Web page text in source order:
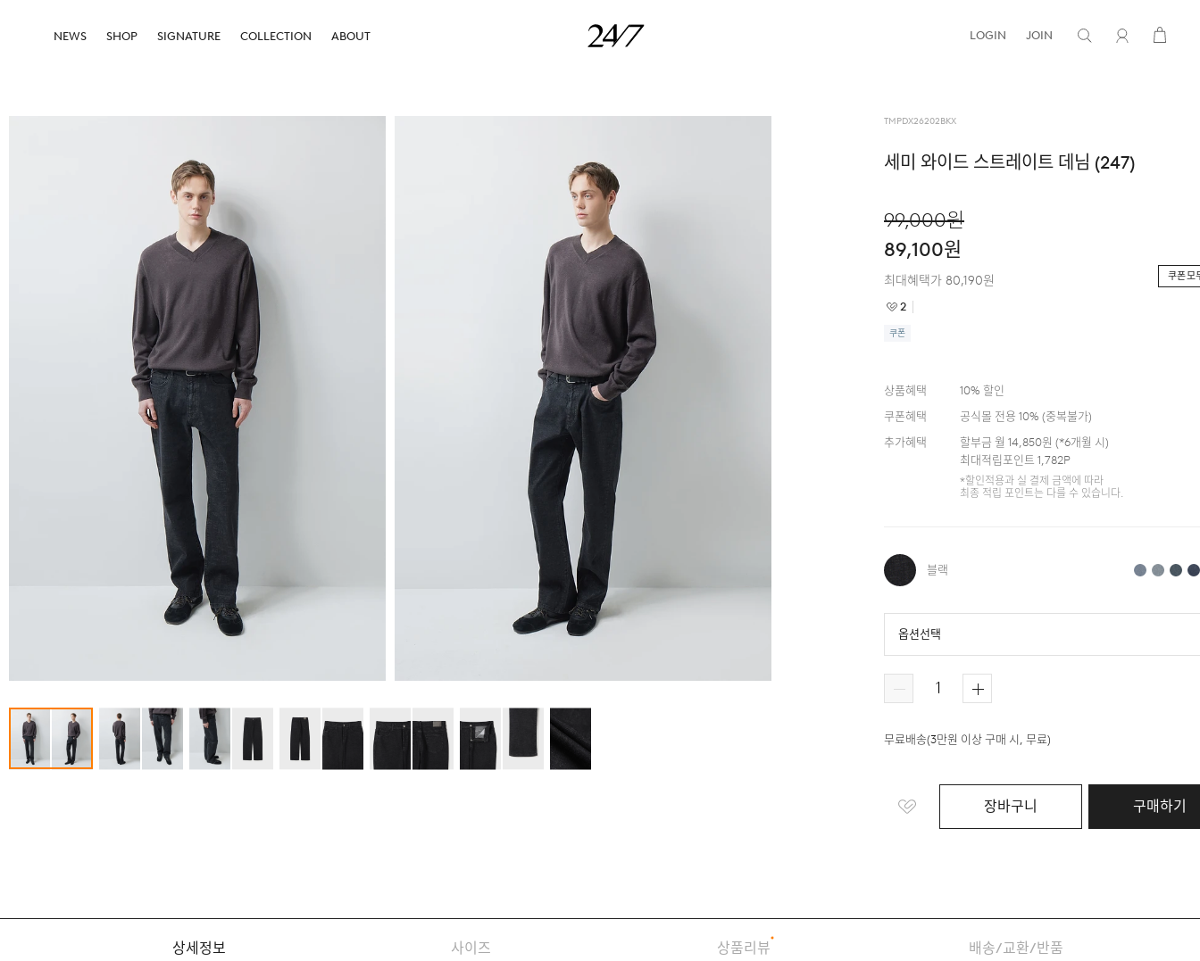
NEWS SHOP SIGNATURE COLLECTION ABOUT LOGIN JOIN
TMPDX26202BKX
세미 와이드 스트레이트 데님 (247)
89,100원
99,000원
최대혜택가 80,190원 쿠폰 모
2
쿠폰
상품혜택 10% 할인
쿠폰혜택
공식몰 전용 10% (중복불가)
추가혜택
할부금 월 14,850원 (*6개월 시)
최대적립포인트 1,782P
*할인적용과 실 결제 금액에 따라
최종 적립 포인트는 다를 수 있습니다.
블랙
블랙 라이트 블루 블루
옵션선택
무료배송(3만원 이상 구매 시, 무료)
장바구니 구매하기
상세정보 사이즈 상품리뷰 배송/교환/반품